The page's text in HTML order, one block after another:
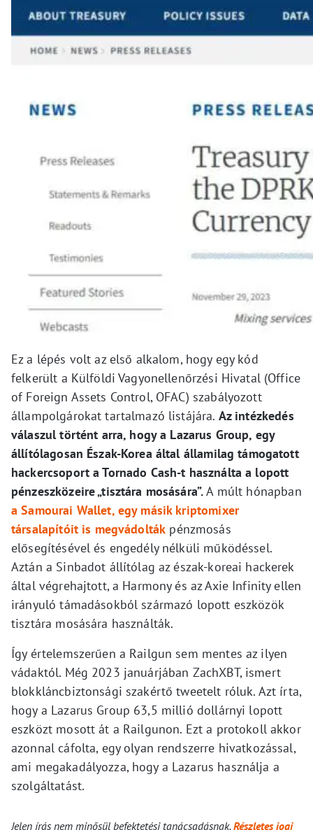
Ez a lépés volt az első alkalom, hogy egy kód
felkerült a Külföldi Vagyonellenőrzési Hivatal (Office
of Foreign Assets Control, OFAC) szabályozott
állampolgárokat tartalmazó listájára. Az intézkedés
válaszul történt arra, hogy a Lazarus Group, egy
állítólagosan Észak-Korea által államilag támogatott
hackercsoport a Tornado Cash-t használta a lopott
pénzeszközeire „tisztára mosására”.A múlt hónapban
a Samourai Wallet, egy másik kriptomixer
társalapítóit is megvádolták pénzmosás
elősegítésével és engedély nélküli működéssel.
Aztán a Sinbadot állítólag az észak-koreai hackerek
által végrehajtott, a Harmony és az Axie Infinity ellen
irányuló támadásokból származó lopott eszközök
tisztára mosására használták.
Így értelemszerűen a Railgun sem mentes az ilyen
vádaktól. Még 2023 januárjában ZachXBT, ismert
blokkláncbiztonsági szakértő tweetelt róluk. Azt írta,
hogy a Lazarus Group 63,5 millió dollárnyi lopott
eszközt mosott át a Railgunon. Ezt a protokoll akkor
azonnal cáfolta, egy olyan rendszerre hivatkozással,
ami megakadályozza, hogy a Lazarus használja a
szolgáltatást.
Jelen írás nem minősül befektetési tanácsadásnak.Részletes jogi